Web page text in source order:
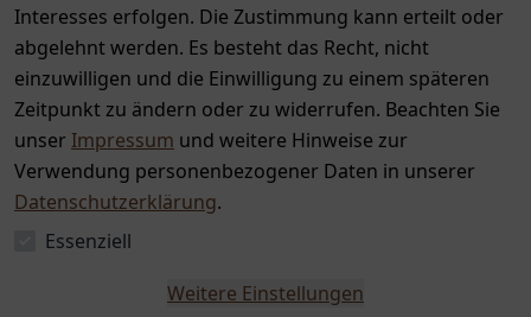
Interesses erfolgen. Die Zustimmung kann erteilt oder
abgelehnt werden. Es besteht das Recht, nicht
einzuwilligen und die Einwilligung zu einem späteren
Zeitpunkt zu ändern oder zu widerrufen. Beachten Sie
unser Impressum und weitere Hinweise zur
Verwendung personenbezogener Daten in unserer
Datenschutzerklärung.
Essenziell
Weitere Einstellungen